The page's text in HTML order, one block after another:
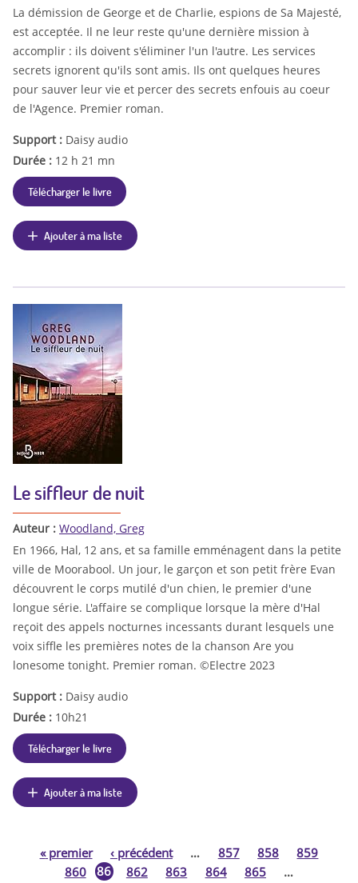
La démission de George et de Charlie, espions de Sa Majesté,
est acceptée. Il ne leur reste qu'une dernière mission à
accomplir : ils doivent s'éliminer l'un l'autre. Les services
secrets ignorent qu'ils sont amis. Ils ont quelques heures
pour sauver leur vie et percer des secrets enfouis au coeur
de l'Agence. Premier roman.
Support : Daisy audio
Durée : 12 h 21 mn
Télécharger le livre
Ajouter à ma liste
Le siffleur de nuit
Auteur : Woodland, Greg
En 1966, Hal, 12 ans, et sa famille emménagent dans la petite
ville de Moorabool. Un jour, le garçon et son petit frère Evan
découvrent le corps mutilé d'un chien, le premier d'une
longue série. L'affaire se complique lorsque la mère d'Hal
reçoit des appels nocturnes incessants durant lesquels une
voix siffle les premières notes de la chanson Are you
lonesome tonight. Premier roman. ©Electre 2023
Support : Daisy audio
Durée : 10h21
Télécharger le livre
Ajouter à ma liste
«premier ‹précédent … 857 858
859
860
86
862 863 864 865
…